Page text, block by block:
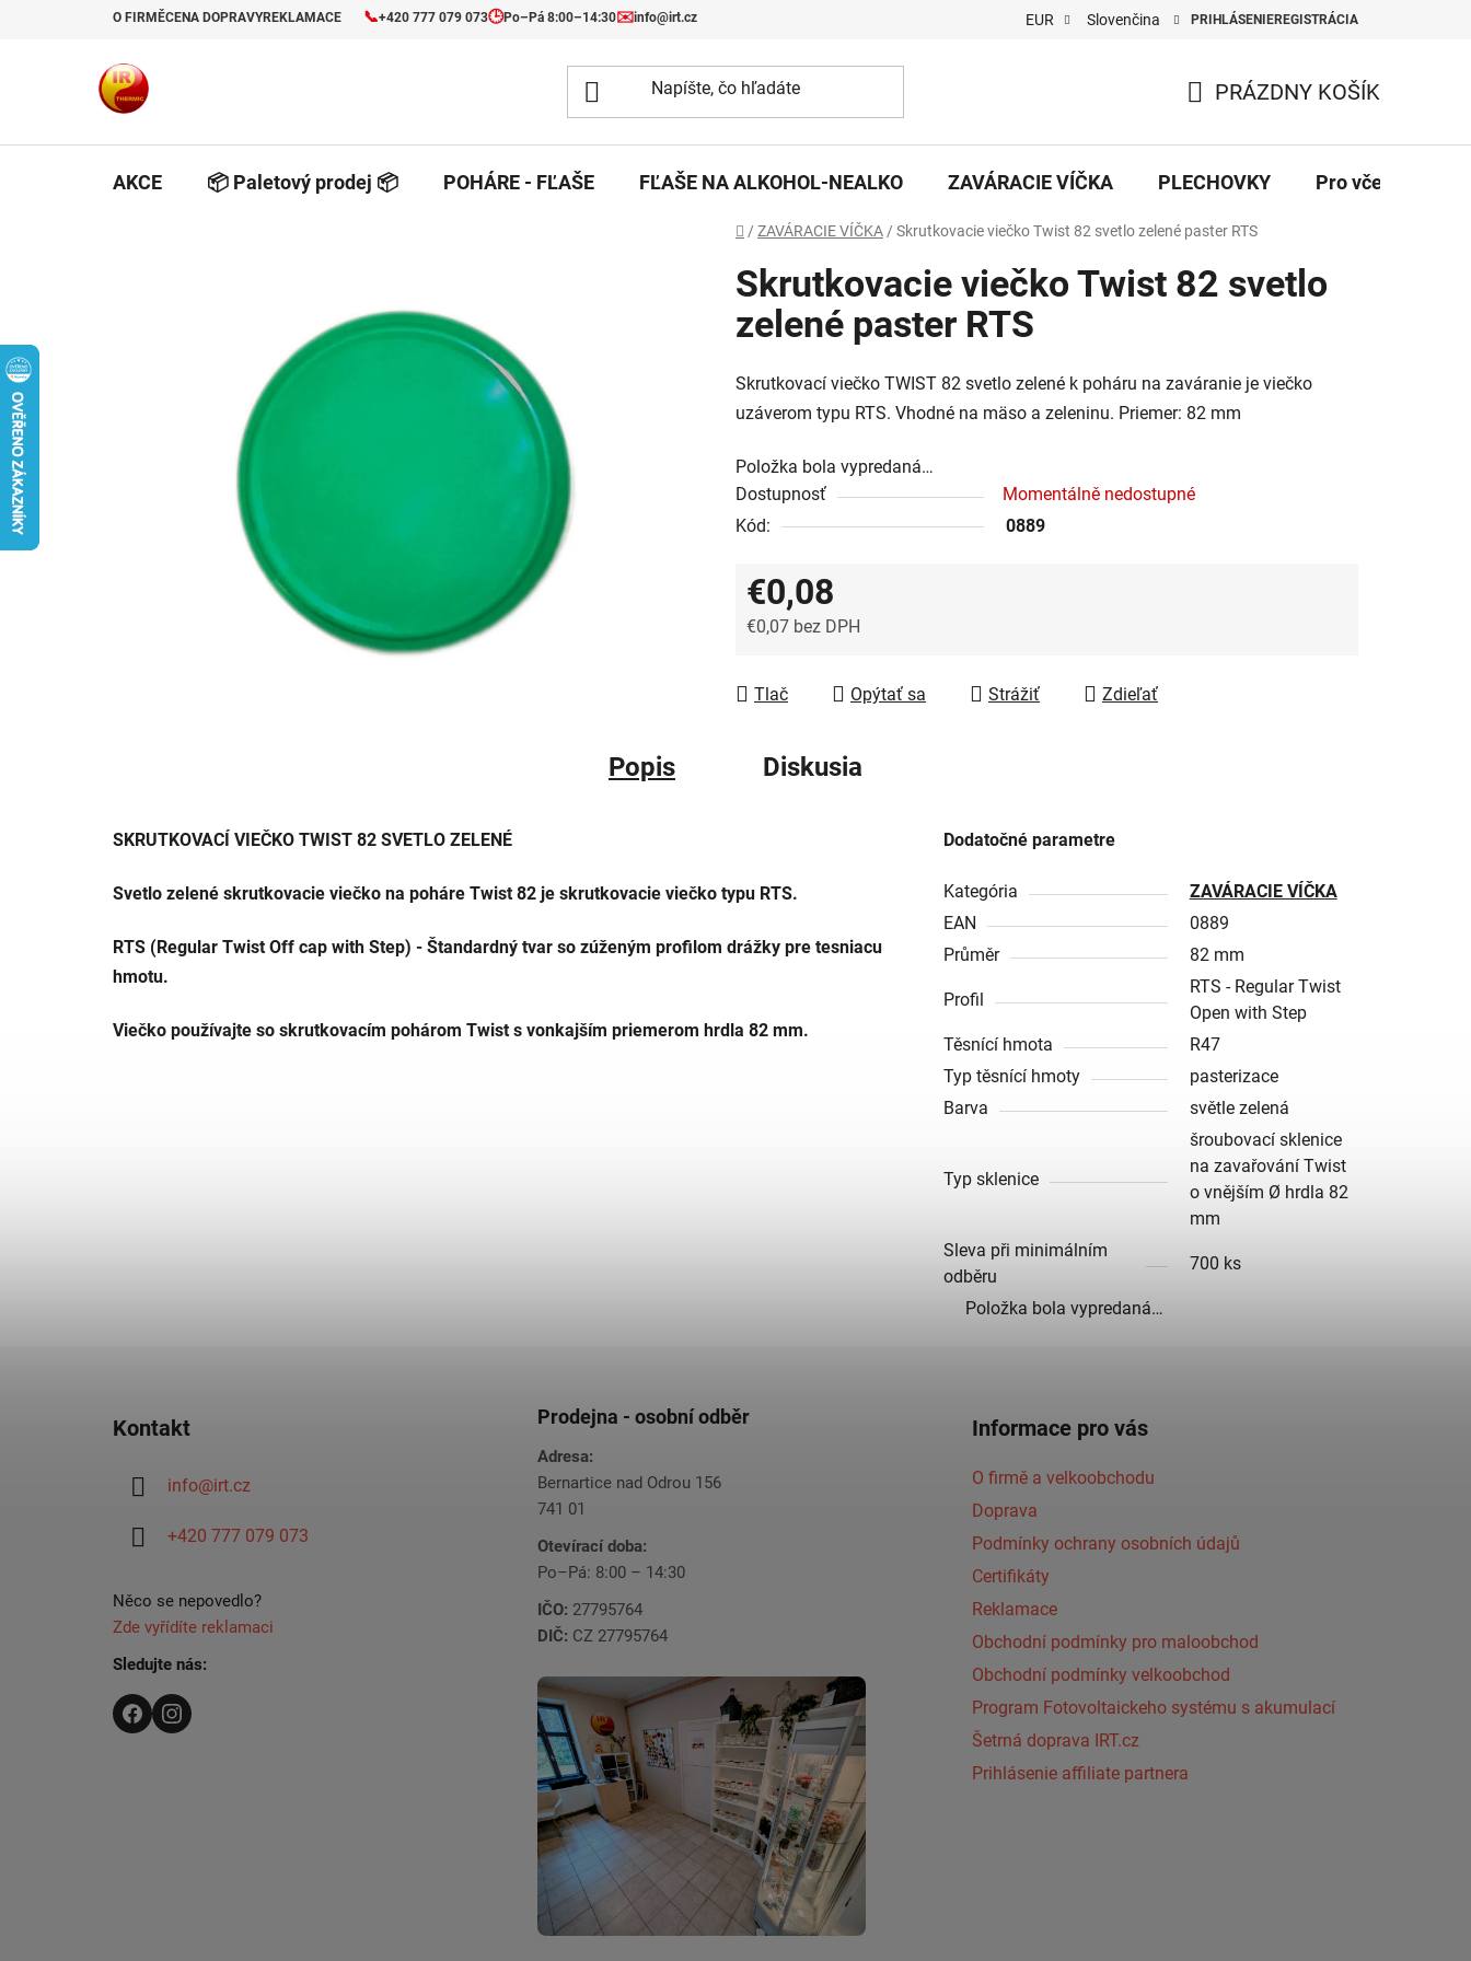
O FIRMĚCENA DOPRAVYREKLAMACE 📞+420 777 079 073🕒Po–Pá 8:00–14:30✉️info@irt.cz EUR Slovenčina PRIHLÁSENIEREGISTRÁCIA
KOŠÍK
PRÁZDNY KOŠÍK
AKCE 📦 Paletový prodej 📦 POHÁRE - FĽAŠE FĽAŠE NA ALKOHOL-NEALKO ZAVÁRACIE VÍČKA PLECHOVKY Pro včelaře
Domov
/ ZAVÁRACIE VÍČKA / Skrutkovacie viečko Twist 82 svetlo zelené paster RTS
Skrutkovacie viečko Twist 82 svetlo
zelené paster RTS
Skrutkovací viečko TWIST 82 svetlo zelené k poháru na zaváranie je viečko
uzáverom typu RTS. Vhodné na mäso a zeleninu. Priemer: 82 mm
Položka bola vypredaná…
Dostupnosť
Momentálně nedostupné
Kód:
0889
€0,08
€0,07 bez DPH
Tlač
Opýtať sa Strážiť Zdieľať
Popis Diskusia
SKRUTKOVACÍ VIEČKO TWIST 82 SVETLO ZELENÉ
Svetlo zelené skrutkovacie viečko na poháre Twist 82 je skrutkovacie viečko typu RTS.
RTS (Regular Twist Off cap with Step) - Štandardný tvar so zúženým profilom drážky pre tesniacu
hmotu.
Viečko používajte so skrutkovacím pohárom Twist s vonkajším priemerom hrdla 82 mm.
Dodatočné parametre
Kategória
ZAVÁRACIE VÍČKA
EAN
0889
Průměr
82 mm
Profil
RTS - Regular Twist
Open with Step
Těsnící hmota
R47
Typ těsnící hmoty
pasterizace
Barva
světle zelená
Typ sklenice
šroubovací sklenice
na zavařování Twist
o vnějším Ø hrdla 82
mm
Sleva při minimálním
odběru
700 ks
Položka bola vypredaná…
Kontakt
info@irt.cz
+420 777 079 073
Něco se nepovedlo?
Zde vyřídíte reklamaci
Sledujte nás:
Prodejna - osobní odběr
Adresa:
Bernartice nad Odrou 156
741 01
Otevírací doba:
Po–Pá: 8:00 – 14:30
IČO: 27795764
DIČ: CZ 27795764
Informace pro vás
O firmě a velkoobchodu
Doprava
Podmínky ochrany osobních údajů
Certifikáty
Reklamace
Obchodní podmínky pro maloobchod
Obchodní podmínky velkoobchod
Program Fotovoltaickeho systému s akumulací
Šetrná doprava IRT.cz
Prihlásenie affiliate partnera